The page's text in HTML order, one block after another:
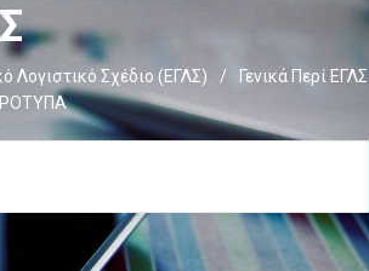
Λογιστικό Σχέδιο (ΕΓΛΣ) / Γενικά Περί ΕΓΛΣ